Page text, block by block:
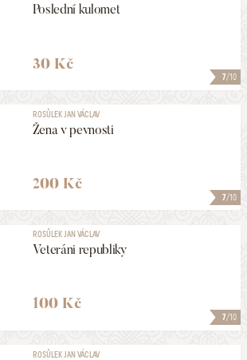
7/10
Poslední kulomet
30 Kč
7/10
ROSŮLEK JAN VÁCLAV
Žena v pevnosti
200 Kč
7/10
ROSŮLEK JAN VÁCLAV
Veteráni republiky
100 Kč
ROSŮLEK JAN VÁCLAV